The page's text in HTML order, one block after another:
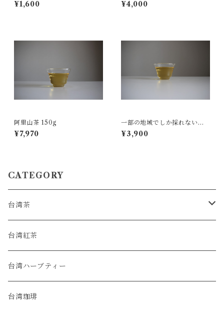
¥1,600 ¥4,000
阿里山茶 150g
¥7,970
一部の地域でしか採れない文
山茶の茶枝 150g
¥3,900
CATEGORY
台湾茶
烏龍茶
緑茶
普洱茶
台湾紅茶
台湾ハーブティー
台湾珈琲